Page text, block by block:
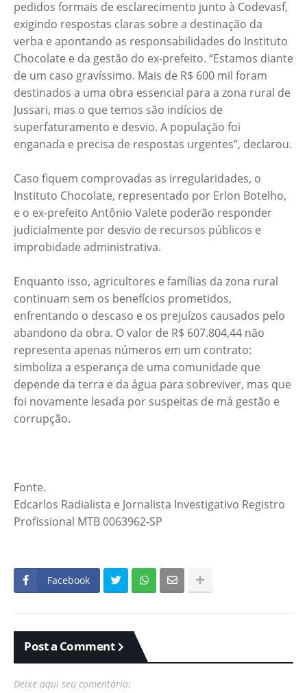
pedidos formais de esclarecimento junto à Codevasf,
exigindo respostas claras sobre a destinação da
verba e apontando as responsabilidades do Instituto
Chocolate e da gestão do ex-prefeito. “Estamos diante
de um caso gravíssimo. Mais de R$ 600 mil foram
destinados a uma obra essencial para a zona rural de
Jussari, mas o que temos são indícios de
superfaturamento e desvio. A população foi
enganada e precisa de respostas urgentes”, declarou.
Caso fiquem comprovadas as irregularidades, o
Instituto Chocolate, representado por Erlon Botelho,
e o ex-prefeito Antônio Valete poderão responder
judicialmente por desvio de recursos públicos e
improbidade administrativa.
Enquanto isso, agricultores e famílias da zona rural
continuam sem os benefícios prometidos,
enfrentando o descaso e os prejuízos causados pelo
abandono da obra. O valor de R$ 607.804,44 não
representa apenas números em um contrato:
simboliza a esperança de uma comunidade que
depende da terra e da água para sobreviver, mas que
foi novamente lesada por suspeitas de má gestão e
corrupção.
Fonte.
Edcarlos Radialista e Jornalista Investigativo Registro
Profissional MTB 0063962-SP
Facebook
Post a Comment
Deixe aqui seu comentário: